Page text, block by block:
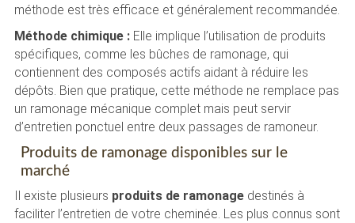
méthode est très efficace et généralement recommandée.
Méthode chimique :Elle implique l’utilisation de produits
spécifiques, comme les bûches de ramonage, qui
contiennent des composés actifs aidant à réduire les
dépôts. Bien que pratique, cette méthode ne remplace pas
un ramonage mécanique complet mais peut servir
d’entretien ponctuel entre deux passages de ramoneur.
Produits de ramonage disponibles sur le
marché
Il existe plusieurs produits de ramonagedestinés à
faciliter l’entretien de votre cheminée. Les plus connus sont